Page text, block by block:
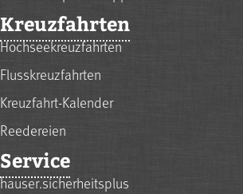
Kreuzfahrten
Hochseekreuzfahrten
Flusskreuzfahrten
Kreuzfahrt-Kalender
Reedereien
Service
hauser.sicherheitsplus